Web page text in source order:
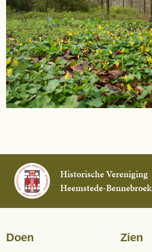
Historische Vereniging
Heemstede-Bennebroek
Doen Zien